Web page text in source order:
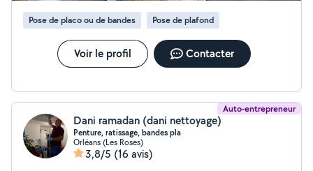
Pose de placo ou de bandes Pose de plafond
Voir le profil Contacter
Auto-entrepreneur
Dani ramadan (dani nettoyage)
Penture, ratissage, bandes pla
Orléans (Les Roses)
3,8/5 (16 avis)